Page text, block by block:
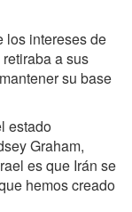
los intereses de
a sus
su base
estado
Graham,
es que Irán se
hemos creado